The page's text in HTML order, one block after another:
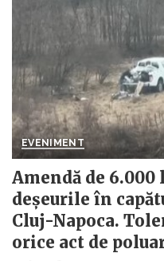
EVENIMENT
Amendă de
deșeurile în
Cluj-Napoca.
orice act de